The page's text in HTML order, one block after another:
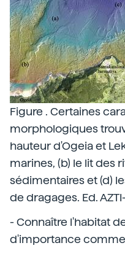
Figure . Certaines
morphologiques
hauteur d'Ogeia et
marines, (b) le lit des
sédimentaires et (d)
de dragages. Ed.
- Connaître l'habitat
d'importance